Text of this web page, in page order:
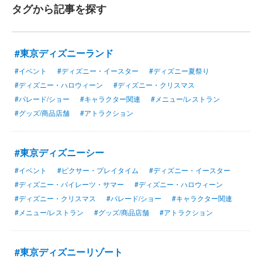
タグから記事を探す
#東京ディズニーランド
#イベント #ディズニー・イースター
#ディズニー夏祭り
#ディズニー・ハロウィーン
#ディズニー・クリスマス
#パレード/ショー
#キャラクター関連
#メニュー/レストラン
#グッズ/商品店舗
#アトラクション
#東京ディズニーシー
#イベント #ピクサー・プレイタイム
#ディズニー・イースター
#ディズニー・パイレーツ・サマー
#ディズニー・ハロウィーン
#ディズニー・クリスマス
#パレード/ショー
#キャラクター関連
#メニュー/レストラン
#グッズ/商品店舗 #アトラクション
#東京ディズニーリゾート